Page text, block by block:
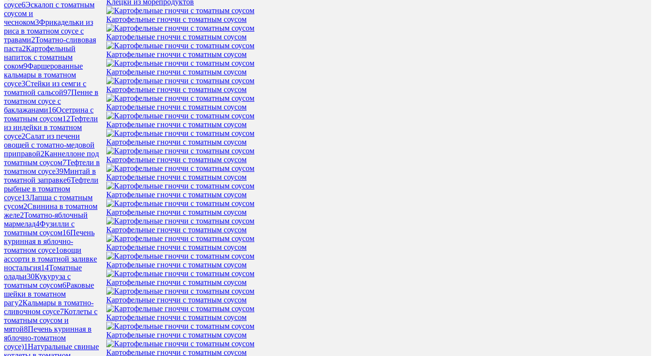
соусе6Эскалоп с томатным
соусом и
чесноком3Фрикадельки из
риса в томатном соусе с
травами2Томатно-сливовая
паста2Картофельный
напиток с томатным
соком9Фаршерованные
кальмары в томатном
соусе3Стейки из семги с
томатной сальсой97Пенне в
томатном соусе с
баклажанами16Осетрина с
томатным соусом12Тефтели
из индейки в томатном
соусе2Салат из печени
овощей с томатно-медовой
приправой2Каннеллоне под
томатным соусом7Тефтели в
томатном соусе39Минтай в
томатной заправке6Тефтели
рыбные в томатном
соусе13Лапша с томатным
сусом2Свинина в томатном
желе2Томатно-яблочный
мармелад4Фузилли с
томатным соусом16Печень
куринная в яблочно-
томатном соусе1овощи
ассорти в томатной заливке
ностальгия14Томатные
оладьи30Кукуруза с
томатным соусом6Раковые
шейки в томатном
рагу2Кальмары в томатно-
сливочном соусе7Котлеты с
томатным соусом и
мятой8Печень куринная в
яблочно-томатном
соусе)1Натуральные свиные
Картофельные гноччи с томатным соусом
Картофельные гноччи с томатным соусом
Картофельные гноччи с томатным соусом
Картофельные гноччи с томатным соусом
Картофельные гноччи с томатным соусом
Картофельные гноччи с томатным соусом
Картофельные гноччи с томатным соусом
Картофельные гноччи с томатным соусом
Картофельные гноччи с томатным соусом
Картофельные гноччи с томатным соусом
Картофельные гноччи с томатным соусом
Картофельные гноччи с томатным соусом
Картофельные гноччи с томатным соусом
Картофельные гноччи с томатным соусом
Картофельные гноччи с томатным соусом
Картофельные гноччи с томатным соусом
Картофельные гноччи с томатным соусом
Картофельные гноччи с томатным соусом
Картофельные гноччи с томатным соусом
Картофельные гноччи с томатным соусом